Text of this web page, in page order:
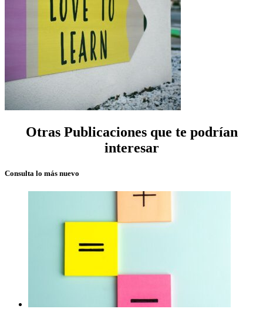
Otras Publicaciones que te podrían
interesar
Consulta lo más nuevo